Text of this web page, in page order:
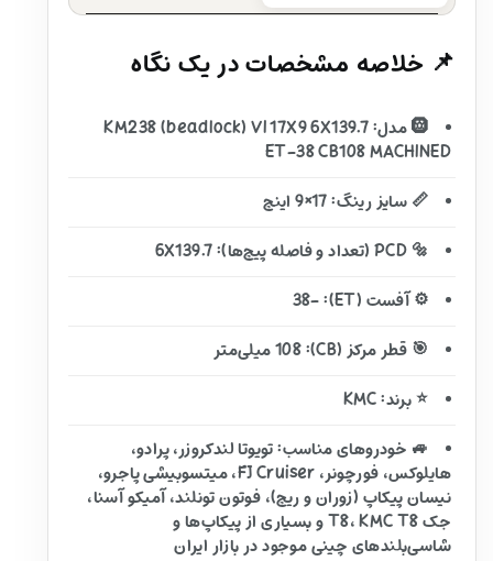
📌 خلاصه مشخصات در یک نگاه
🛞 مدل: KM238 (beadlock) VI 17X9 6X139.7
ET-38 CB108 MACHINED
📏 سایز رینگ: 17×9 اینچ
🔩 PCD (تعداد و فاصله پیچ‌ها): 6X139.7
⚙️ آفست (ET): -38
🎯 قطر مرکز (CB): 108 میلی‌متر
⭐ برند: KMC
🚙 خودروهای مناسب: تویوتا لندکروزر، پرادو،
هایلوکس، فورچونر، FJ Cruiser، میتسوبیشی پاجرو،
نیسان پیکاپ (زوران و ریچ)، فوتون تونلند، آمیکو آسنا،
جک T8، KMC T8 و بسیاری از پیکاپ‌ها و
شاسی‌بلندهای چینی موجود در بازار ایران